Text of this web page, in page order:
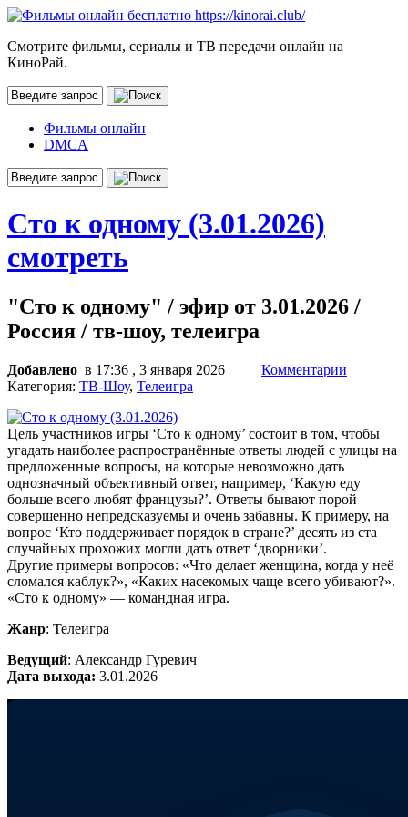
Смотрите фильмы, сериалы и ТВ передачи онлайн на
КиноРай.
Фильмы онлайн
DMCA
Сто к одному (3.01.2026)
смотреть
"Сто к одному" / эфир от 3.01.2026 /
Россия / тв-шоу, телеигра
Добавлено в 17:36 , 3 января 2026
Комментарии
Категория: ТВ-Шоу, Телеигра
Цель участников игры ‘Сто к одному’ состоит в том, чтобы
угадать наиболее распространённые ответы людей с улицы на
предложенные вопросы, на которые невозможно дать
однозначный объективный ответ, например, ‘Какую еду
больше всего любят французы?’. Ответы бывают порой
совершенно непредсказуемы и очень забавны. К примеру, на
вопрос ‘Кто поддерживает порядок в стране?’ десять из ста
случайных прохожих могли дать ответ ‘дворники’.
Другие примеры вопросов: «Что делает женщина, когда у неё
сломался каблук?», «Каких насекомых чаще всего убивают?».
«Сто к одному» — командная игра.
Жанр: Телеигра
Ведущий: Александр Гуревич
Дата выхода: 3.01.2026